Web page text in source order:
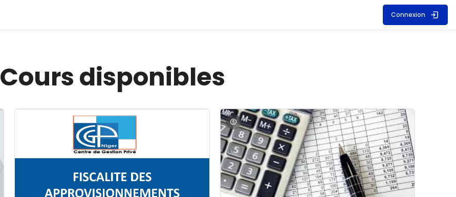
Connexion
Cours disponibles
Image du cours FISCALITE DES APPROVISIONNEMENTSImage du cours Comptabilité